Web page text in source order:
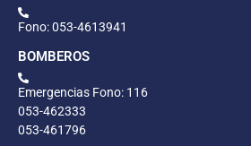
Fono: 053-4613941
BOMBEROS
Emergencias Fono: 116
053-462333
053-461796